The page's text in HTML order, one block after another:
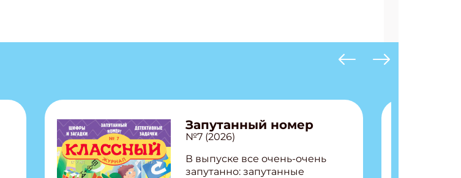
Запутанный номер
№7 (2026)
В выпуске все очень-очень
запутанно: запутанные